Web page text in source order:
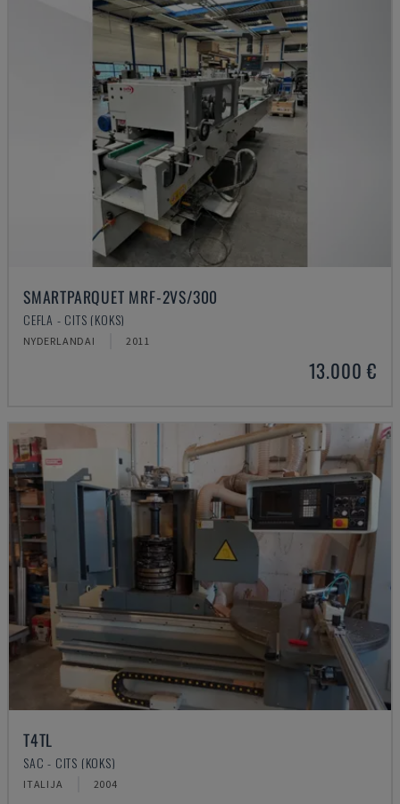
SMARTPARQUET MRF-2VS/300
CEFLA - CITS (KOKS)
NYDERLANDAI 2011
13.000 €
T4TL
SAC - CITS (KOKS)
ITALIJA 2004